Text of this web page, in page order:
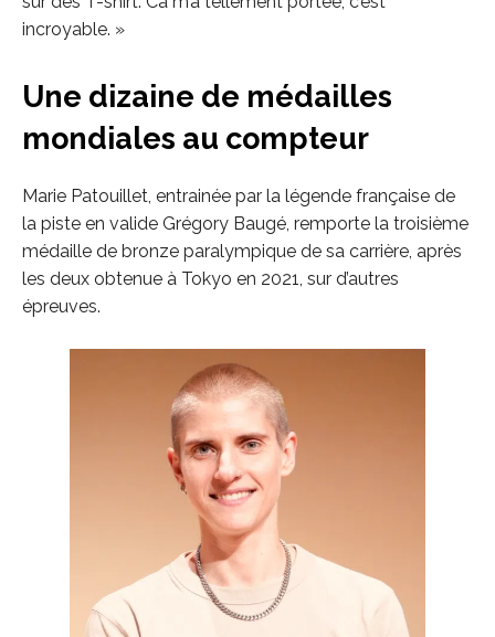
incroyable. »
Une dizaine de médailles
mondiales au compteur
Marie Patouillet , entrainée par la légende française de
la piste en valide Grégory Baugé, remporte la troisième
médaille de bronze paralympique de sa carrière, après
les deux obtenue à Tokyo en 2021, sur d’autres
épreuves.